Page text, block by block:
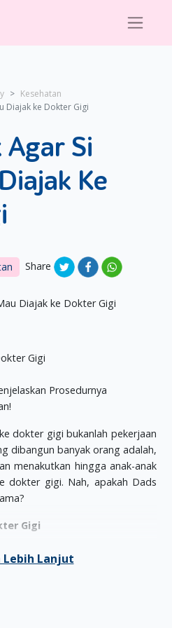
Kesehatan
Diajak ke Dokter Gigi
Si
Ke
Share
Gigi
Prosedurnya
dokter gigi bukanlah pekerjaan
dibangun banyak orang adalah,
menakutkan hingga anak-anak
dokter gigi. Nah, apakah Dads
Gigi
baru pergi ke dokter gigi. Cara
imej dokter gigi jahat